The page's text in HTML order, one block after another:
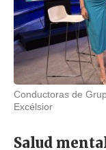
Conductoras de
Excélsior
Salud